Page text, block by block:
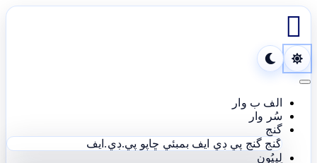

Toggle navigation
الف ب وار
سُر وار
گنج
گنج گنج پي ڊي ايف بمبئي ڇاپو پي.ڊي.ايف
لِپِيُون